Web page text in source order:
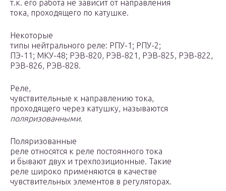
т.к. его работа не зависит от направления
тока, проходящего по катушке.
Некоторые
типы нейтрального реле: РПУ-1; РПУ-2;
ПЭ-11; МКУ-48; РЭВ-820, РЭВ-821, РЭВ-825, РЭВ-822,
РЭВ-826, РЭВ-828.
Реле,
чувствительные к направлению тока,
проходящего через катушку, называются
поляризованными.
Поляризованные
реле относятся к реле постоянного тока
и бывают двух и трехпозиционные. Такие
реле широко применяются в качестве
чувствительных элементов в регуляторах.